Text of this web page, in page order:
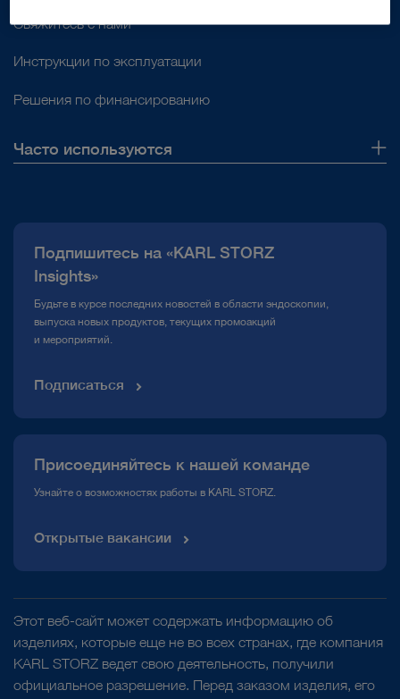
Свяжитесь с нами
Инструкции по эксплуатации
Решения по финансированию
Часто используются
Горячая линия по вопросам комплаенс
Медиатека
Подпишитесь на «KARL STORZ
Insights»
Будьте в курсе последних новостей в области эндоскопии,
выпуска новых продуктов, текущих промоакций
и мероприятий.
Подписаться
Присоединяйтесь к нашей команде
Узнайте о возможностях работы в KARL STORZ.
Открытые вакансии
Этот веб-сайт может содержать информацию об
изделиях, которые еще не во всех странах, где компания
KARL STORZ ведет свою деятельность, получили
официальное разрешение. Перед заказом изделия, его